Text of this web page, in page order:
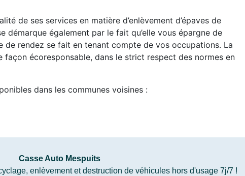
de ses services en matière d’enlèvement d’épaves de
démarque également par le fait qu’elle vous épargne de
de rendez se fait en tenant compte de vos occupations. La
écoresponsable, dans le strict respect des normes en
dans les communes voisines :
Casse Auto Mespuits
enlèvement et destruction de véhicules hors d'usage 7j/7 !